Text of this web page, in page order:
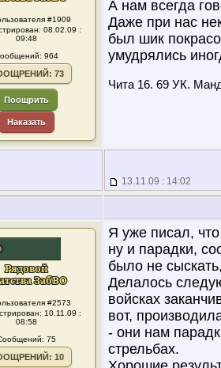
#1909
08.02.09 :
09:48
964
73
Поощрить
Наказать
А нам всегда
Даже при нас
был шик
умудрялись
Чита 16. 69 УК.
13.11.09 : 14:02
#2573
10.11.09 :
08:58
75
10
Я уже писал,
ну и парадки,
было не
Делалось
войсках
вот,
- они нам
стрельбах.